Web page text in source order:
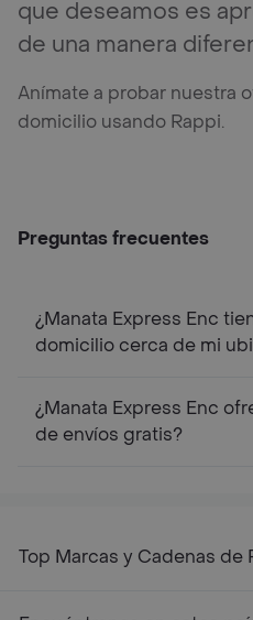
que deseamos es
de una manera
Anímate a probar nuestra
domicilio usando Rappi.
Preguntas frecuentes
¿Manata Express Enc
domicilio cerca de mi
¿Manata Express Enc
de envíos gratis?
Top Marcas y Cadenas de